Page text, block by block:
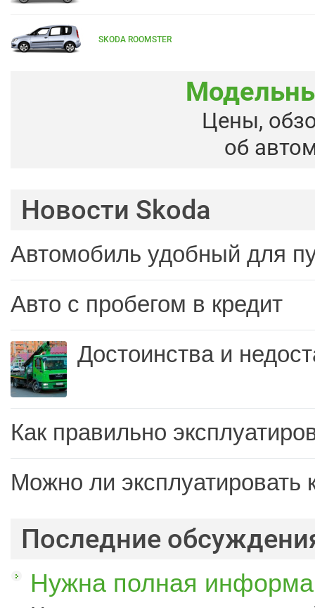
SKODA ROOMSTER
Цены,
об
Новости Skoda
Автомобиль удобный для
Авто с пробегом в кредит
Достоинства и
Как правильно
Можно ли эксплуатировать
Последние
Нужна полная